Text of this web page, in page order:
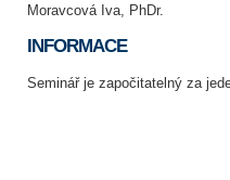
Moravcová Iva, PhDr.
INFORMACE
Seminář je započitatelný za